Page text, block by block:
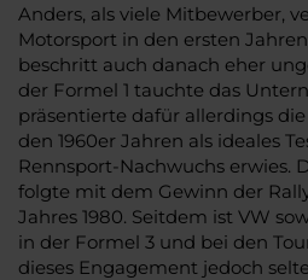
Anders, als viele Mitbewerber,
Motorsport in den ersten
beschritt auch danach eher
der Formel 1 tauchte das
präsentierte dafür allerdings
den 1960er Jahren als ideales
Rennsport-Nachwuchs erwies.
folgte mit dem Gewinn der
Jahres 1980. Seitdem ist VW
in der Formel 3 und bei den
dieses Engagement jedoch